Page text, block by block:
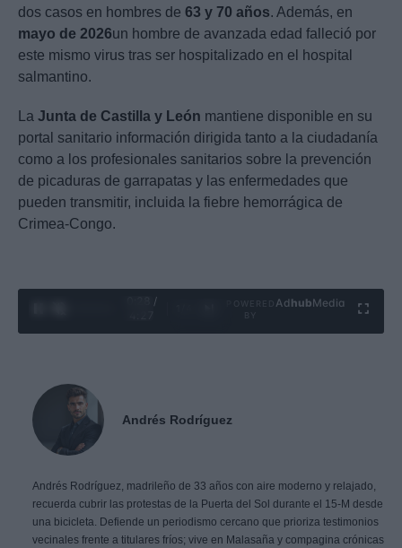
dos casos en hombres de 63 y 70 años. Además, en
mayo de 2026un hombre de avanzada edad falleció por
este mismo virus tras ser hospitalizado en el hospital
salmantino.
La Junta de Castilla y León mantiene disponible en su
portal sanitario información dirigida tanto a la ciudadanía
como a los profesionales sanitarios sobre la prevención
de picaduras de garrapatas y las enfermedades que
pueden transmitir, incluida la fiebre hemorrágica de
Crimea-Congo.
0:29 /
Ad hubMedia
Andrés Rodríguez
Andrés Rodríguez, madrileño de 33 años con aire moderno y relajado,
recuerda cubrir las protestas de la Puerta del Sol durante el 15-M desde
una bicicleta. Defiende un periodismo cercano que prioriza testimonios
vecinales frente a titulares fríos; vive en Malasaña y compagina crónicas